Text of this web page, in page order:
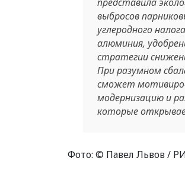
выбросов
углеродного
алюминия,
стратегии
При разумном
сможет
модернизацию и
которые
Фото: © Павел Львов /